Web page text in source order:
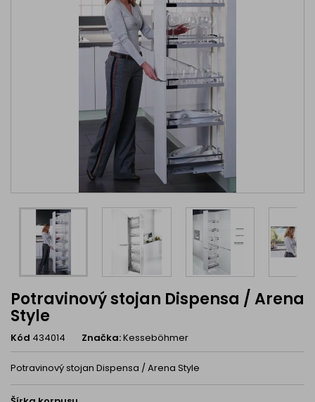
Potravinový stojan Dispensa / Arena
Style
Kód 434014 Značka:Kesseböhmer
Potravinový stojan Dispensa / Arena Style